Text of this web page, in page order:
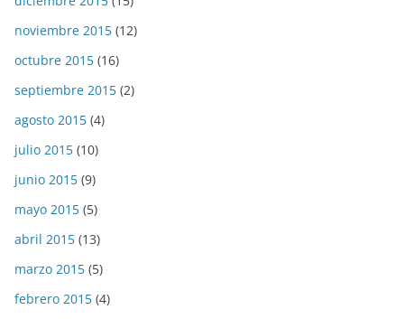
noviembre 2015 (12)
octubre 2015 (16)
septiembre 2015 (2)
agosto 2015 (4)
julio 2015 (10)
junio 2015 (9)
mayo 2015 (5)
abril 2015 (13)
marzo 2015 (5)
febrero 2015 (4)